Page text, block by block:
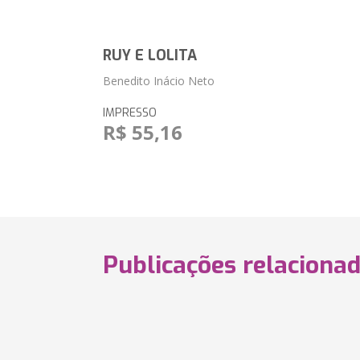
RUY E LOLITA
Benedito Inácio Neto
IMPRESSO
R$ 55,16
Publicações